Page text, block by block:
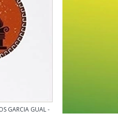
GARCIA GUAL -